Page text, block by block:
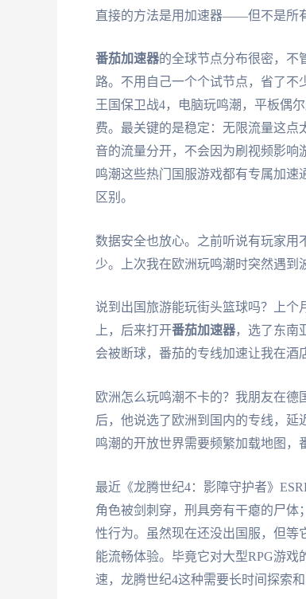
直接的方法是用加速器——但不是所
番茄加速器的全球节点分布很密，不
路。不用自己一个个试节点，省了不
王国保卫战4，电脑玩鸣潮，平板偶
费。最关键的是稳定：无限流量这
音的流量分开，不会因为刷视频影响
鸣潮这些热门国服游戏都有专属加速
区别。
数据安全也放心。之前听说有玩家用
少。上次我在欧洲玩鸣潮时突然遇到
说到出国旅游能玩街头篮球吗？上个
上，后来打开番茄加速器，选了东南
会被断球，番茄的专线加速让我在酒
欧洲怎么玩鸣潮不卡的？我朋友在德
后，他说选了欧洲到国内的专线，延
鸣潮的开放世界需要频繁加载地图，
最近《龙腾世纪4：影障守护者》
角色被剑刺穿，刑具旁有干瘪的尸体
性行为。虽然现在还没出国服，但等
能流畅体验。毕竟它对大型RPG游
速，龙腾世纪4这种需要长时间探索